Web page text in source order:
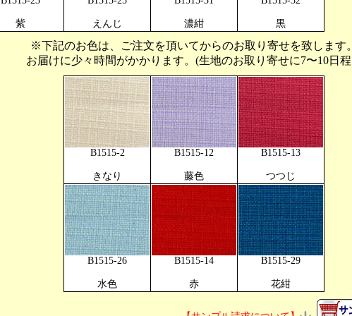
紫 えんじ 濃紺 黒
※下記のお色は、ご注文を頂いてからのお取り寄せを致します
お届けに少々時間がかかります。(生地のお取り寄せに7〜10日
B1515-2
きなり
B1515-12
藤色
B1515-13
つつじ
B1515-26
水色
B1515-14
赤
B1515-29
花紺